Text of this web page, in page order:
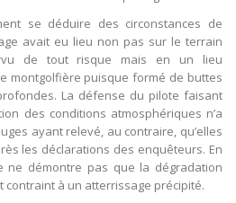
se déduire des circonstances de
avait eu lieu non pas sur le terrain
de tout risque mais en un lieu
montgolfière puisque formé de buttes
La défense du pilote faisant
des conditions atmosphériques n’a
ayant relevé, au contraire, qu’elles
les déclarations des enquêteurs. En
démontre pas que la dégradation
contraint à un atterrissage précipité.